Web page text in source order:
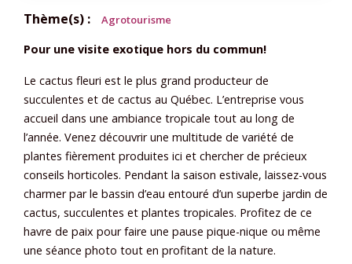
Thème(s) : Agrotourisme
Pour une visite exotique hors du commun!
Le cactus fleuri est le plus grand producteur de
succulentes et de cactus au Québec. L’entreprise vous
accueil dans une ambiance tropicale tout au long de
l’année. Venez découvrir une multitude de variété de
plantes fièrement produites ici et chercher de précieux
conseils horticoles. Pendant la saison estivale, laissez-vous
charmer par le bassin d’eau entouré d’un superbe jardin de
cactus, succulentes et plantes tropicales. Profitez de ce
havre de paix pour faire une pause pique-nique ou même
une séance photo tout en profitant de la nature.